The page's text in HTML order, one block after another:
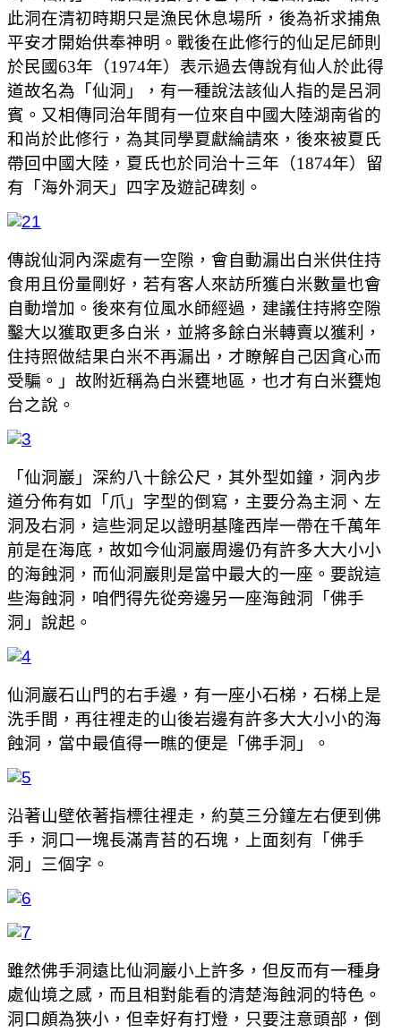
此洞在清初時期只是漁民休息場所，後為祈求捕魚
平安才開始供奉神明。戰後在此修行的仙足尼師則
於民國63年（1974年）表示過去傳說有仙人於此得
道故名為「仙洞」，有一種說法該仙人指的是呂洞
賓。又相傳同治年間有一位來自中國大陸湖南省的
和尚於此修行，為其同學夏獻綸請來，後來被夏氏
帶回中國大陸，夏氏也於同治十三年（1874年）留
有「海外洞天」四字及遊記碑刻。
傳說仙洞內深處有一空隙，會自動漏出白米供住持
食用且份量剛好，若有客人來訪所獲白米數量也會
自動增加。後來有位風水師經過，建議住持將空隙
鑿大以獲取更多白米，並將多餘白米轉賣以獲利，
住持照做結果白米不再漏出，才瞭解自己因貪心而
受騙。」故附近稱為白米甕地區，也才有白米甕炮
台之說。
「仙洞巖」深約八十餘公尺，其外型如鐘，洞內步
道分佈有如「爪」字型的倒寫，主要分為主洞、左
洞及右洞，這些洞足以證明基隆西岸一帶在千萬年
前是在海底，故如今仙洞巖周邊仍有許多大大小小
的海蝕洞，而仙洞巖則是當中最大的一座。要說這
些海蝕洞，咱們得先從旁邊另一座海蝕洞「佛手
洞」說起。
仙洞巖石山門的右手邊，有一座小石梯，石梯上是
洗手間，再往裡走的山後岩邊有許多大大小小的海
蝕洞，當中最值得一瞧的便是「佛手洞」。
沿著山壁依著指標往裡走，約莫三分鐘左右便到佛
手，洞口一塊長滿青苔的石塊，上面刻有「佛手
洞」三個字。
雖然佛手洞遠比仙洞巖小上許多，但反而有一種身
處仙境之感，而且相對能看的清楚海蝕洞的特色。
洞口頗為狹小，但幸好有打燈，只要注意頭部，倒